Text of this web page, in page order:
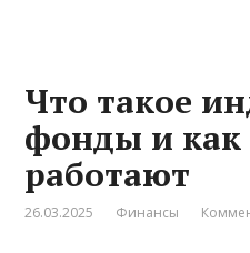
Что такое
фонды и как
работают
26.03.2025 Финансы